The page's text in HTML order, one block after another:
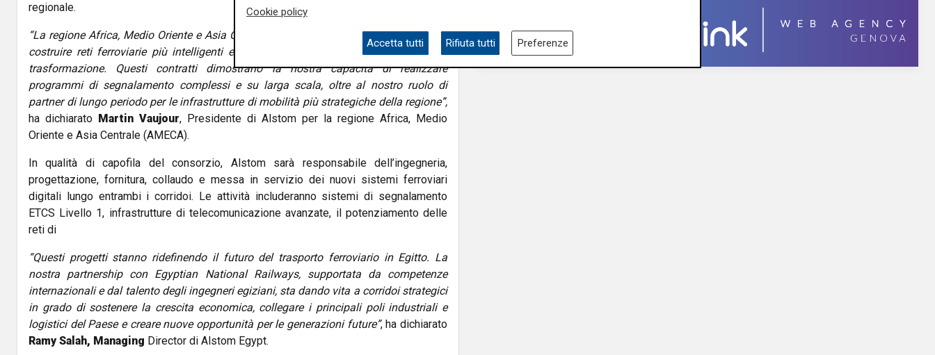
regionale.
“La regione Africa, Medio Oriente e Asia Centrale non è mai stata così determinata a
costruire reti ferroviarie più intelligenti e resilienti, e Alstom è al centro di questa
trasformazione. Questi contratti dimostrano la nostra capacità di realizzare
programmi di segnalamento complessi e su larga scala, oltre al nostro ruolo di
partner di lungo periodo per le infrastrutture di mobilità più strategiche della regione”,
ha dichiarato Martin Vaujour, Presidente di Alstom per la regione Africa, Medio
Oriente e Asia Centrale (AMECA).
In qualità di capofila del consorzio, Alstom sarà responsabile dell’ingegneria,
progettazione, fornitura, collaudo e messa in servizio dei nuovi sistemi ferroviari
digitali lungo entrambi i corridoi. Le attività includeranno sistemi di segnalamento
ETCS Livello 1, infrastrutture di telecomunicazione avanzate, il potenziamento delle
reti di
“Questi progetti stanno ridefinendo il futuro del trasporto ferroviario in Egitto. La
nostra partnership con Egyptian National Railways, supportata da competenze
internazionali e dal talento degli ingegneri egiziani, sta dando vita a corridoi strategici
in grado di sostenere la crescita economica, collegare i principali poli industriali e
logistici del Paese e creare nuove opportunità per le generazioni future”, ha dichiarato
Ramy Salah, Managing Director di Alstom Egypt.
Cookie policy
Accetta tutti Rifiuta tutti Preferenze